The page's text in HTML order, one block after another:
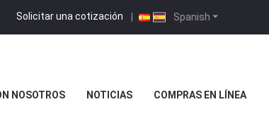
Spanish
Solicitar una cotización |
NOSOTROS NOTICIAS COMPRAS EN LÍNEA